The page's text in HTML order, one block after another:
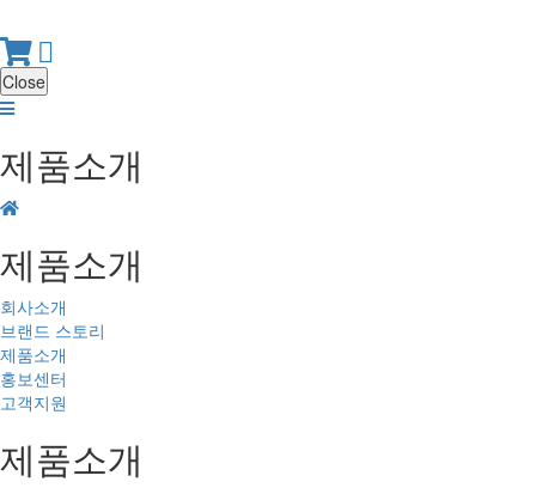
Close
제품소개
제품소개
회사소개
브랜드 스토리
제품소개
홍보센터
고객지원
제품소개